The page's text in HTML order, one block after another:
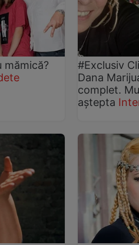
mămică?
#Exclusiv
Dana
complet.
aștepta